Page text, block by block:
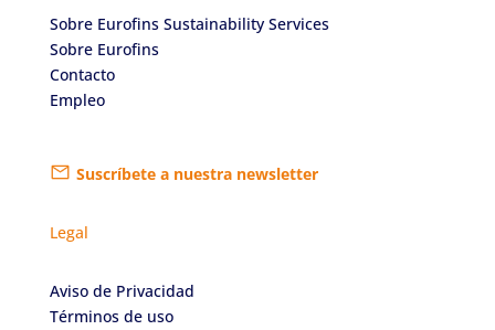
Sobre Eurofins Sustainability Services
Sobre Eurofins
Contacto
Empleo
Suscríbete a nuestra newsletter
Legal
Aviso de Privacidad
Términos de uso